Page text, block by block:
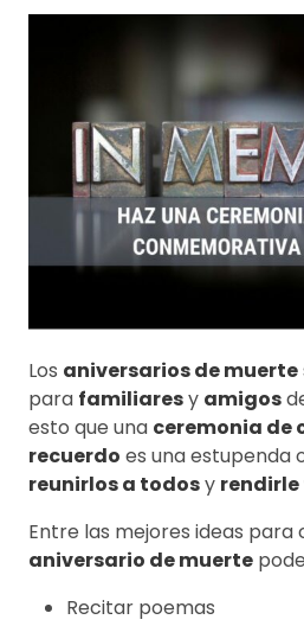
Los aniversarios de muerte
para familiaresy amigos
esto que una ceremonia de
recuerdo es una estupenda
reunirlos a todosy
Entre las mejores ideas
aniversario de muerte
Recitar poemas